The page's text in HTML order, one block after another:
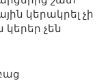
կերակրել չի
չեն